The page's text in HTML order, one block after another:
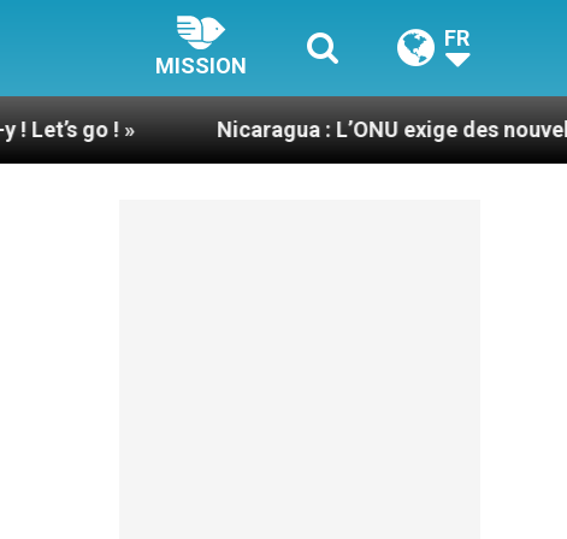
MISSION
FR
Nicaragua : L’ONU exige des nouvelles de Mgr